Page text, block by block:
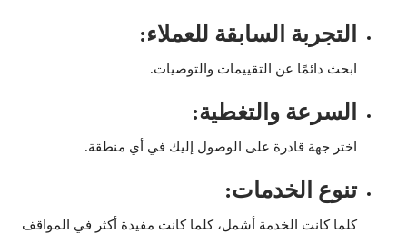
التجربة السابقة للعملاء:
ابحث دائمًا عن التقييمات والتوصيات.
السرعة والتغطية:
اختر جهة قادرة على الوصول إليك في أي منطقة.
تنوع الخدمات:
كلما كانت الخدمة أشمل، كلما كانت مفيدة أكثر في المواقف